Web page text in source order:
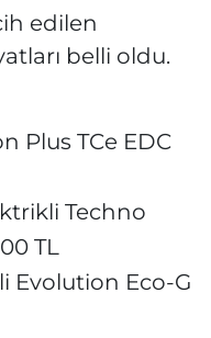
edilen
belli oldu.
Plus TCe EDC
Techno
TL
Evolution Eco-G